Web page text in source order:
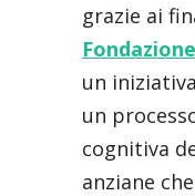
grazie ai
un
un
cognitiva
anziane